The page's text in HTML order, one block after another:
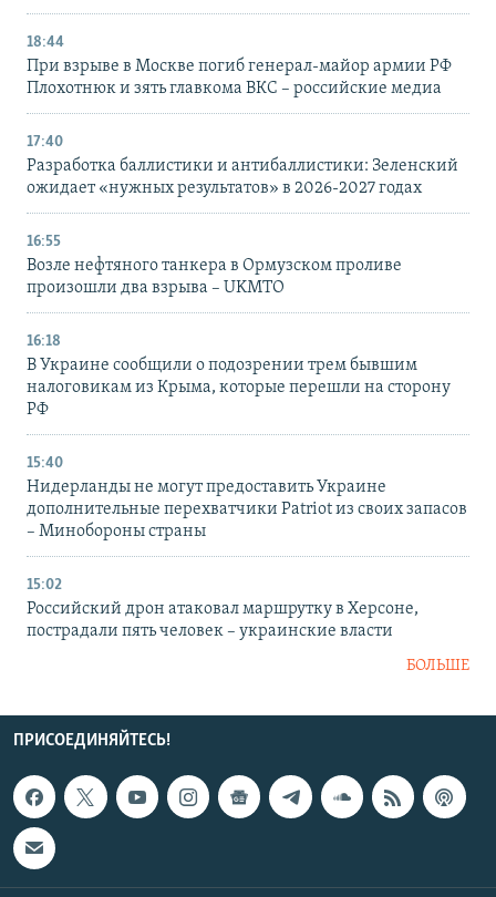
18:44
При взрыве в Москве погиб генерал-майор армии РФ
Плохотнюк и зять главкома ВКС – российские медиа
17:40
Разработка баллистики и антибаллистики: Зеленский
ожидает «нужных результатов» в 2026-2027 годах
16:55
Возле нефтяного танкера в Ормузском проливе
произошли два взрыва – UKMTO
16:18
В Украине сообщили о подозрении трем бывшим
налоговикам из Крыма, которые перешли на сторону
РФ
15:40
Нидерланды не могут предоставить Украине
дополнительные перехватчики Patriot из своих запасов
– Минобороны страны
15:02
Российский дрон атаковал маршрутку в Херсоне,
пострадали пять человек – украинские власти
БОЛЬШЕ
ПРИСОЕДИНЯЙТЕСЬ!